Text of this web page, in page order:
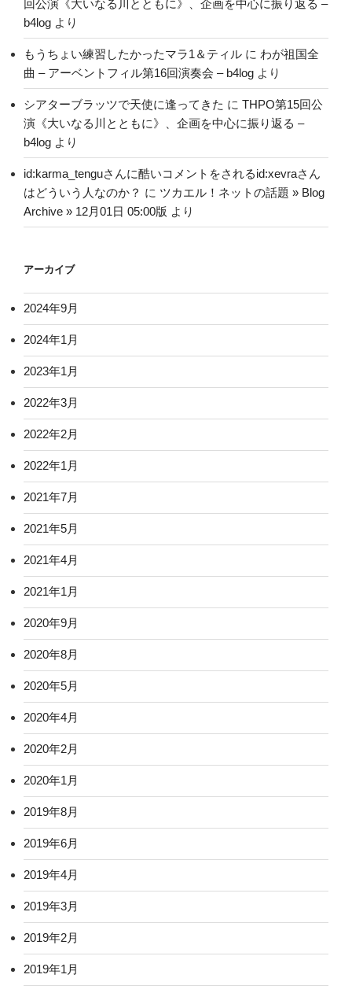
回公演《大いなる川とともに》、企画を中心に振り返る –
b4log より
もうちょい練習したかったマラ1＆ティル に わが祖国全
曲 – アーベントフィル第16回演奏会 – b4log より
シアターブラッツで天使に逢ってきた に THPO第15回公
演《大いなる川とともに》、企画を中心に振り返る –
b4log より
id:karma_tenguさんに酷いコメントをされるid:xevraさん
はどういう人なのか？ に ツカエル！ネットの話題 » Blog
Archive » 12月01日 05:00版 より
アーカイブ
2024年9月
2024年1月
2023年1月
2022年3月
2022年2月
2022年1月
2021年7月
2021年5月
2021年4月
2021年1月
2020年9月
2020年8月
2020年5月
2020年4月
2020年2月
2020年1月
2019年8月
2019年6月
2019年4月
2019年3月
2019年2月
2019年1月